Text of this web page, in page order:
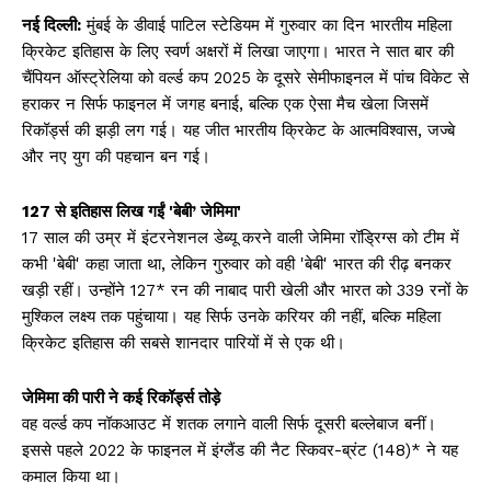
नई दिल्ली: मुंबई के डीवाई पाटिल स्टेडियम में गुरुवार का दिन भारतीय महिला
क्रिकेट इतिहास के लिए स्वर्ण अक्षरों में लिखा जाएगा। भारत ने सात बार की
चैंपियन ऑस्ट्रेलिया को वर्ल्ड कप 2025 के दूसरे सेमीफाइनल में पांच विकेट से
हराकर न सिर्फ फाइनल में जगह बनाई, बल्कि एक ऐसा मैच खेला जिसमें
रिकॉर्ड्स की झड़ी लग गई। यह जीत भारतीय क्रिकेट के आत्मविश्वास, जज्बे
और नए युग की पहचान बन गई।
127 से इतिहास लिख गईं 'बेबी’ जेमिमा'
17 साल की उम्र में इंटरनेशनल डेब्यू करने वाली जेमिमा रॉड्रिग्स को टीम में
कभी 'बेबी' कहा जाता था, लेकिन गुरुवार को वही 'बेबी' भारत की रीढ़ बनकर
खड़ी रहीं। उन्होंने 127* रन की नाबाद पारी खेली और भारत को 339 रनों के
मुश्किल लक्ष्य तक पहुंचाया। यह सिर्फ उनके करियर की नहीं, बल्कि महिला
क्रिकेट इतिहास की सबसे शानदार पारियों में से एक थी।
जेमिमा की पारी ने कई रिकॉर्ड्स तोड़े
वह वर्ल्ड कप नॉकआउट में शतक लगाने वाली सिर्फ दूसरी बल्लेबाज बनीं।
इससे पहले 2022 के फाइनल में इंग्लैंड की नैट स्किवर-ब्रंट (148)* ने यह
कमाल किया था।